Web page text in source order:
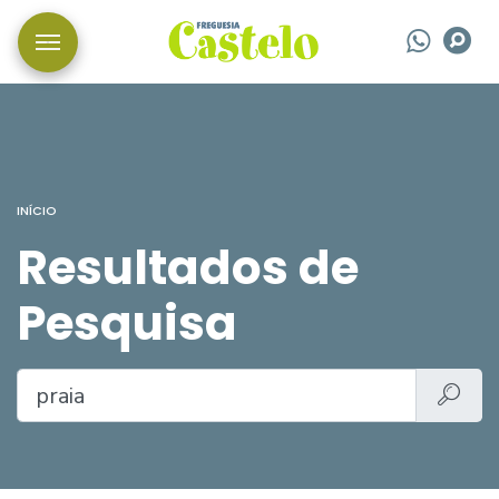
INÍCIO
Resultados de
Pesquisa